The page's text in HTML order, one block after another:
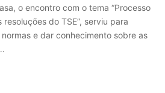
o encontro com o tema “Processo
do TSE”, serviu para
e dar conhecimento sobre as